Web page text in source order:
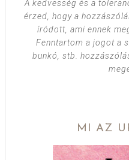
A kedvesség és a
érzed, hogy a
íródott, ami ennek
Fenntartom a jogot a
bunkó, stb.
MI AZ